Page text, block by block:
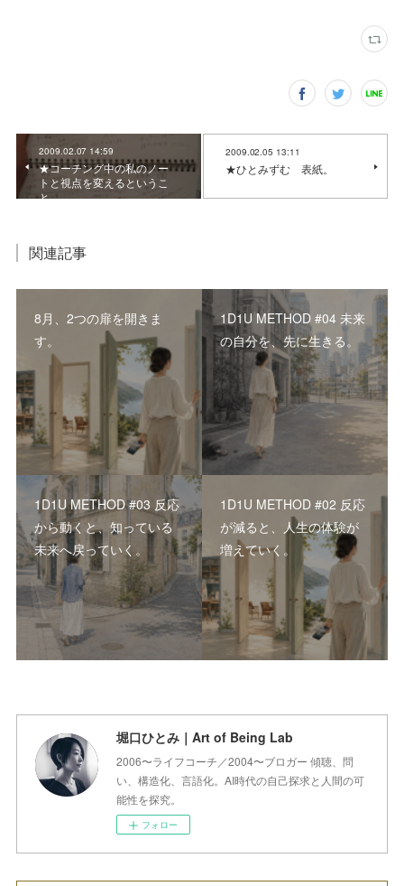
2009.02.07 14:59
★コーチング中の私のノー
トと視点を変えるというこ
と。
2009.02.05 13:11
★ひとみずむ 表紙。
関連記事
8月、2つの扉を開きま
す。
1D1U METHOD #04 未来
の自分を、先に生きる。
1D1U METHOD #03 反応
から動くと、知っている
未来へ戻っていく。
1D1U METHOD #02 反応
が減ると、人生の体験が
増えていく。
堀口ひとみ｜Art of Being Lab
2006〜ライフコーチ／2004〜ブロガー 傾聴、問
い、構造化、言語化。AI時代の自己探求と人間の可
能性を探究。
フォロー